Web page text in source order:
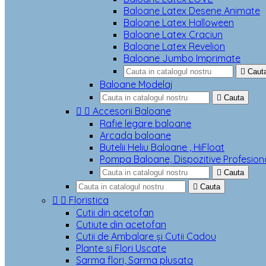
Baloane Latex Desene Animate
Baloane Latex Halloween
Baloane Latex Craciun
Baloane Latex Revelion
Baloane Jumbo Imprimate

Baloane Modelaj
 Cauta
  Accesorii Baloane
Rafie legare baloane
Arcada baloane
Butelii Heliu Baloane , HiFloat
Pompa Baloane, Dispozitive
 Cauta
 Cauta
  Floristica
Cutii din acetofan
Cutiute din acetofan
Cutii de Ambalare și Cutii Cadou
Plante si Flori Uscate
Sarma flori, Sarma plusata